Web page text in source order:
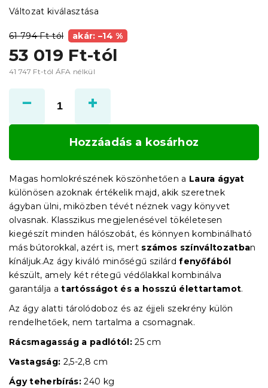
61 794 Ft-tól akár: –14 %
53 019 Ft-tól
41 747 Ft-tól ÁFA nélkül
Változat kiválasztása
Hozzáadás a kosárhoz
Magas homlokrészének köszönhetően a Laura ágyat
különösen azoknak értékelik majd, akik szeretnek
ágyban ülni, miközben tévét néznek vagy könyvet
olvasnak. Klasszikus megjelenésével tökéletesen
kiegészít minden hálószobát, és könnyen kombinálható
más bútorokkal, azért is, mert számos színváltozatban
kínáljuk.Az ágy kiváló minőségű szilárdfenyőfából
készült, amely két rétegű védőlakkal kombinálva
garantálja atartósságot és a hosszú élettartamot.
Az ágy alatti tárolódoboz és az éjjeli szekrény külön
rendelhetőek, nem tartalma a csomagnak.
Rácsmagasság a padlótól: 25 cm
Vastagság: 2,5-2,8 cm
Ágy teherbírás: 240 kg